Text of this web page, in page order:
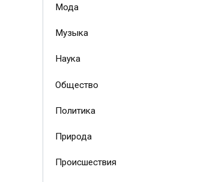
Мода
Музыка
Наука
Общество
Политика
Природа
Происшествия